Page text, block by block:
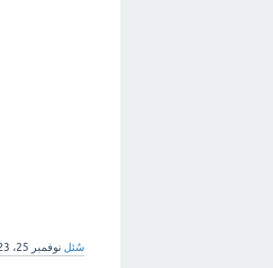
سُئل نوفمبر 25، 2023